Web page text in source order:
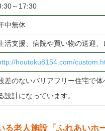
～17:30
中無休
活支援、病院や買い物の送迎
houtoku8154.com/
差のないバリアフリー住宅で
設計になっています。
る老人施設「ふれあいホ